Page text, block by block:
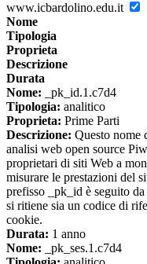
www.icbardolino.edu.it
Nome
Tipologia
Proprieta
Descrizione
Durata
Nome: _pk_id.1.c7d4
Tipologia: analitico
Proprieta: Prime Parti
Descrizione: Questo nome
analisi web open source
proprietari di siti Web a
misurare le prestazioni del
prefisso _pk_id è seguito
si ritiene sia un codice di
cookie.
Durata: 1 anno
Nome: _pk_ses.1.c7d4